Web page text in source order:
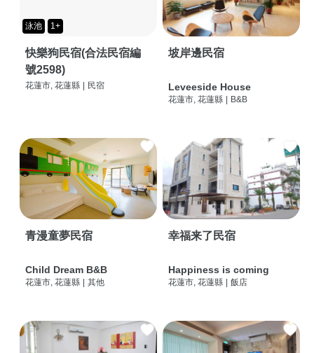
泳池 1+
快樂狗民宿(合法民宿編
號2598)
花蓮市, 花蓮縣 民宿
坡岸邊民宿
Leveeside House
花蓮市, 花蓮縣 B&B
青漫童夢民宿
Child Dream B&B
花蓮市, 花蓮縣 其他
幸福来了民宿
Happiness is coming
花蓮市, 花蓮縣 飯店